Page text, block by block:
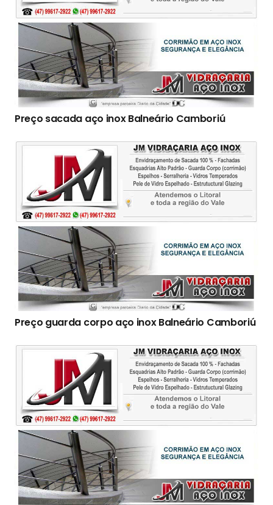
Preço sacada aço inox Balneário Camboriú
Preço guarda corpo aço inox Balneário Camboriú